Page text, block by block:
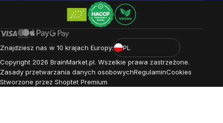
Znajdziesz nas w 10 krajach Europy:
PL
Copyright 2026 BrainMarket.pl. Wszelkie prawa zastrzeżone.
Zasady przetwarzania danych osobowychRegulaminCookies
Stworzone przez Shoptet Premium